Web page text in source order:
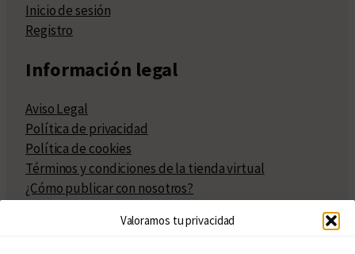
Valoramos tu privacidad
Inicio de sesión
Registro
Información legal
Aviso Legal
Política de privacidad
Política de cookies
Términos y condiciones de la tienda virtual
¿Cómo publicar con nosotros?
Políticas de publicación